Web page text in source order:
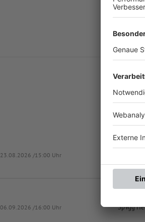
23.08.2026 /15:00 Uhr
06.09.2026 /16:00 Uhr SpVgg